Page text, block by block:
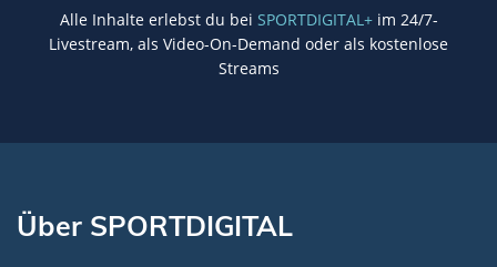
Alle Inhalte erlebst du bei SPORTDIGITAL+im 24/7-
Livestream, als Video-On-Demand oder als kostenlose
Streams
Über SPORTDIGITAL